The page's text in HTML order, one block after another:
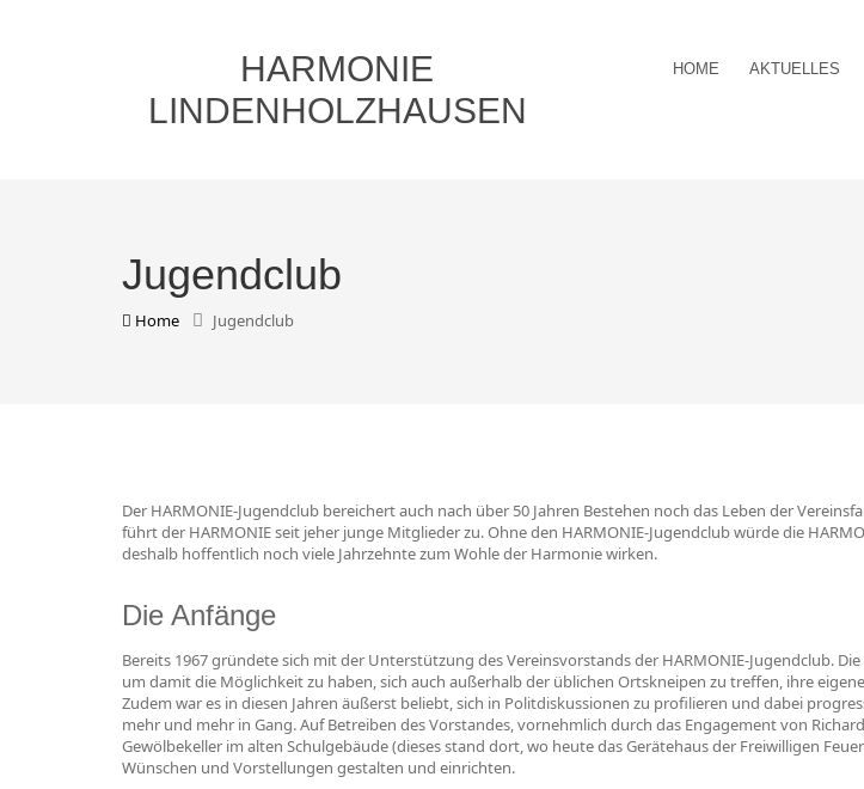
HARMONIE
LINDENHOLZHAUSEN
HOME AKTUELLES
Jugendclub
Home Jugendclub
Der HARMONIE-Jugendclub bereichert auch nach über 50 Jahren Bestehen noch das Leben der
führt der HARMONIE seit jeher junge Mitglieder zu. Ohne den HARMONIE-Jugendclub würde die
deshalb hoffentlich noch viele Jahrzehnte zum Wohle der Harmonie wirken.
Die Anfänge
Bereits 1967 gründete sich mit der Unterstützung des Vereinsvorstands der HARMONIE-Jugendclub.
um damit die Möglichkeit zu haben, sich auch außerhalb der üblichen Ortskneipen zu treffen, ihre
Zudem war es in diesen Jahren äußerst beliebt, sich in Politdiskussionen zu profilieren und dabei
mehr und mehr in Gang. Auf Betreiben des Vorstandes, vornehmlich durch das Engagement von
Gewölbekeller im alten Schulgebäude (dieses stand dort, wo heute das Gerätehaus der Freiwilligen
Wünschen und Vorstellungen gestalten und einrichten.